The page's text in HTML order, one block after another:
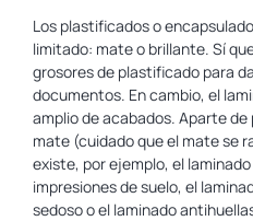
Los plastificados o
limitado: mate o brillante. Sí
grosores de plastificado para
documentos. En cambio, el
amplio de acabados. Aparte
mate (cuidado que el mate se
existe, por ejemplo, el
impresiones de suelo, el
sedoso o el laminado